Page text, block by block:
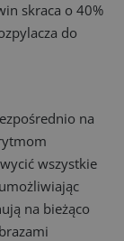
skraca o 40%
do
na
wszystkie
na bieżąco